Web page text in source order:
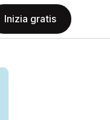
Inizia gratis